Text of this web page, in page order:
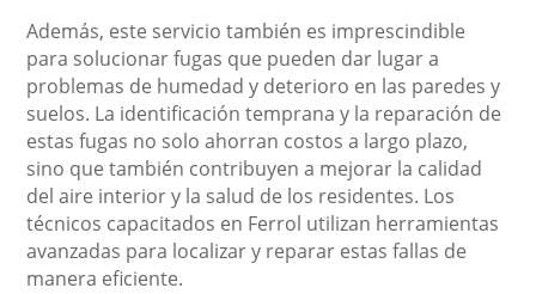
Además, este servicio también es imprescindible
para solucionar fugas que pueden dar lugar a
problemas de humedad y deterioro en las paredes y
suelos. La identificación temprana y la reparación de
estas fugas no solo ahorran costos a largo plazo,
sino que también contribuyen a mejorar la calidad
del aire interior y la salud de los residentes. Los
técnicos capacitados en Ferrol utilizan herramientas
avanzadas para localizar y reparar estas fallas de
manera eficiente.